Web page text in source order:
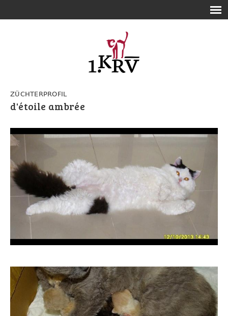
ZÜCHTERPROFIL
d'étoile ambrée